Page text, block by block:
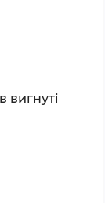
вигнуті